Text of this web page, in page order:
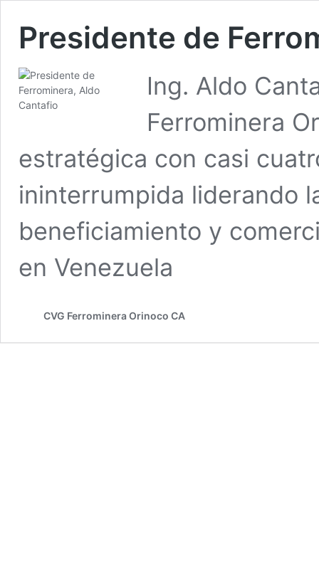
Presidente de
Ing. Aldo
Ferrominera
estratégica con casi
ininterrumpida liderando
beneficiamiento y
en Venezuela
CVG Ferrominera Orinoco CA